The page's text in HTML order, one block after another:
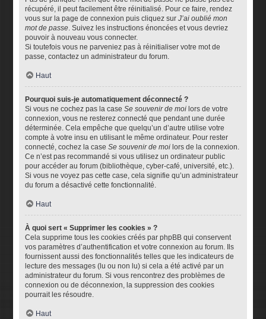
récupéré, il peut facilement être réinitialisé. Pour ce faire, rendez
vous sur la page de connexion puis cliquez surJ’ai oublié mon
mot de passe. Suivez les instructions énoncées et vous devriez
pouvoir à nouveau vous connecter.
Si toutefois vous ne parveniez pas à réinitialiser votre mot de
passe, contactez un administrateur du forum.
Haut
Pourquoi suis-je automatiquement déconnecté ?
Si vous ne cochez pas la caseSe souvenir de moi lors de votre
connexion, vous ne resterez connecté que pendant une durée
déterminée. Cela empêche que quelqu’un d’autre utilise votre
compte à votre insu en utilisant le même ordinateur. Pour rester
connecté, cochez la caseSe souvenir de moi lors de la connexion.
Ce n’est pas recommandé si vous utilisez un ordinateur public
pour accéder au forum (bibliothèque, cyber-café, université, etc.).
Si vous ne voyez pas cette case, cela signifie qu’un administrateur
du forum a désactivé cette fonctionnalité.
Haut
À quoi sert « Supprimer les cookies » ?
Cela supprime tous les cookies créés par phpBB qui conservent
vos paramètres d’authentification et votre connexion au forum. Ils
fournissent aussi des fonctionnalités telles que les indicateurs de
lecture des messages (lu ou non lu) si cela a été activé par un
administrateur du forum. Si vous rencontrez des problèmes de
connexion ou de déconnexion, la suppression des cookies
pourrait les résoudre.
Haut